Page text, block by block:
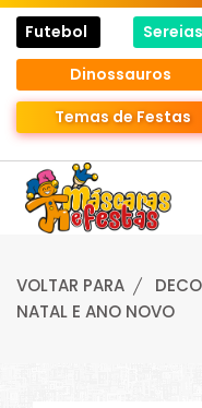
Futebol Sereias
Dinossauros
Temas de Festas
VOLTAR PARA
NATAL E ANO NOVO